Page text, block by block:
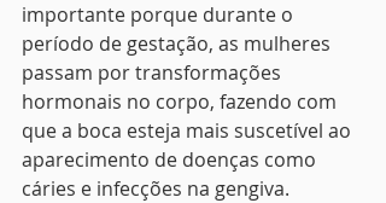
importante porque durante o
período de gestação, as mulheres
passam por transformações
hormonais no corpo, fazendo com
que a boca esteja mais suscetível ao
aparecimento de doenças como
cáries e infecções na gengiva.